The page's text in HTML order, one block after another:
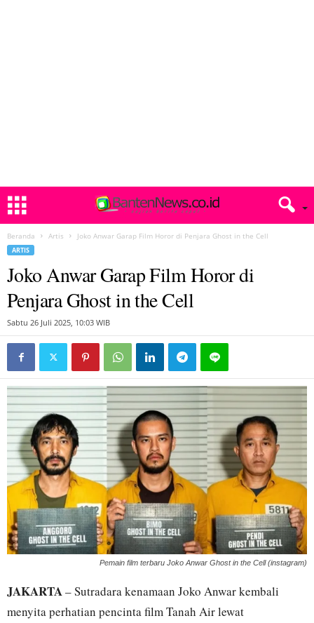
Beranda Artis Joko Anwar Garap Film Horor di Penjara Ghost in the Cell
ARTIS
Joko Anwar Garap Film Horor di
Penjara Ghost in the Cell
Sabtu 26 Juli 2025, 10:03 WIB
Pemain film terbaru Joko Anwar Ghost in the Cell (instagram)
JAKARTA– Sutradara kenamaan Joko Anwar kembali
menyita perhatian pencinta film Tanah Air lewat